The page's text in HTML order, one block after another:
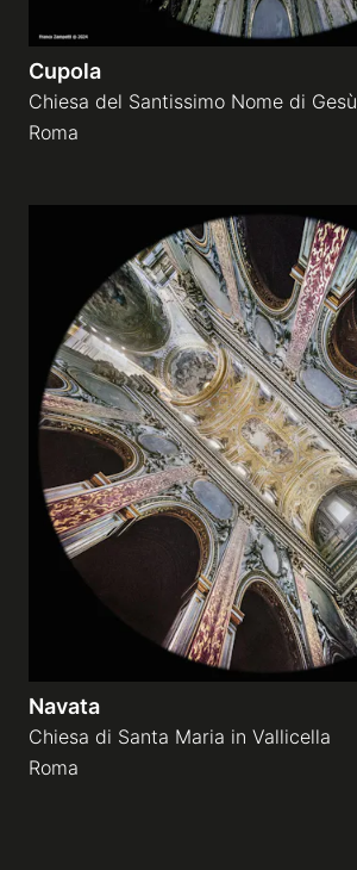
Cupola
Chiesa del Santissimo Nome di Gesù
Roma
Navata
Chiesa di Santa Maria in Vallicella
Roma